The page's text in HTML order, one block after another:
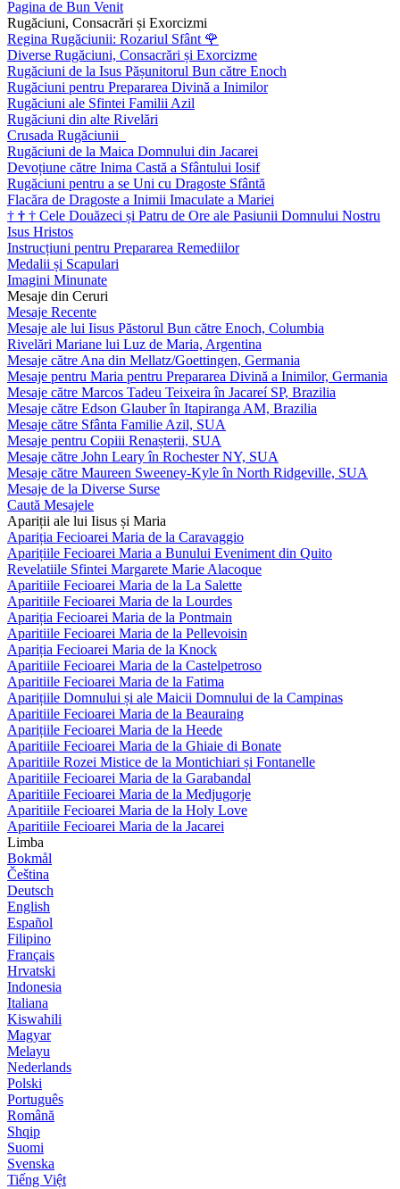
Pagina de Bun Venit
Rugăciuni, Consacrări și Exorcizmi
Regina Rugăciunii: Rozariul Sfânt 🌹
Diverse Rugăciuni, Consacrări și Exorcizme
Rugăciuni de la Isus Pășunitorul Bun către Enoch
Rugăciuni pentru Prepararea Divină a Inimilor
Rugăciuni ale Sfintei Familii Azil
Rugăciuni din alte Rivelări
Crusada Rugăciunii
Rugăciuni de la Maica Domnului din Jacarei
Devoțiune către Inima Castă a Sfântului Iosif
Rugăciuni pentru a se Uni cu Dragoste Sfântă
Flacăra de Dragoste a Inimii Imaculate a Mariei
† † † Cele Douăzeci și Patru de Ore ale Pasiunii Domnului Nostru
Isus Hristos
Instrucțiuni pentru Prepararea Remediilor
Medalii și Scapulari
Imagini Minunate
Mesaje din Ceruri
Mesaje Recente
Mesaje ale lui Iisus Păstorul Bun către Enoch, Columbia
Rivelări Mariane lui Luz de Maria, Argentina
Mesaje către Ana din Mellatz/Goettingen, Germania
Mesaje pentru Maria pentru Prepararea Divină a Inimilor, Germania
Mesaje către Marcos Tadeu Teixeira în Jacareí SP, Brazilia
Mesaje către Edson Glauber în Itapiranga AM, Brazilia
Mesaje către Sfânta Familie Azil, SUA
Mesaje pentru Copiii Renașterii, SUA
Mesaje către John Leary în Rochester NY, SUA
Mesaje către Maureen Sweeney-Kyle în North Ridgeville, SUA
Mesaje de la Diverse Surse
Caută Mesajele
Apariții ale lui Iisus și Maria
Apariția Fecioarei Maria de la Caravaggio
Aparițiile Fecioarei Maria a Bunului Eveniment din Quito
Revelatiile Sfintei Margarete Marie Alacoque
Aparitiile Fecioarei Maria de la La Salette
Aparitiile Fecioarei Maria de la Lourdes
Apariția Fecioarei Maria de la Pontmain
Aparitiile Fecioarei Maria de la Pellevoisin
Apariția Fecioarei Maria de la Knock
Aparitiile Fecioarei Maria de la Castelpetroso
Aparitiile Fecioarei Maria de la Fatima
Aparițiile Domnului și ale Maicii Domnului de la Campinas
Aparitiile Fecioarei Maria de la Beauraing
Aparițiile Fecioarei Maria de la Heede
Aparitiile Fecioarei Maria de la Ghiaie di Bonate
Aparitiile Rozei Mistice de la Montichiari și Fontanelle
Aparitiile Fecioarei Maria de la Garabandal
Aparitiile Fecioarei Maria de la Medjugorje
Aparitiile Fecioarei Maria de la Holy Love
Aparitiile Fecioarei Maria de la Jacarei
Limba
Bokmål
Čeština
Deutsch
English
Español
Filipino
Français
Hrvatski
Indonesia
Italiana
Kiswahili
Magyar
Melayu
Nederlands
Polski
Português
Română
Shqip
Suomi
Svenska
Tiếng Việt